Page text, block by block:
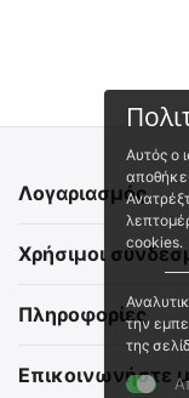
Λογαριασμός
Χρήσιμοι
Πληροφορίες
Επικοινωνήστε
Αυτός ο
cookies.
την
της